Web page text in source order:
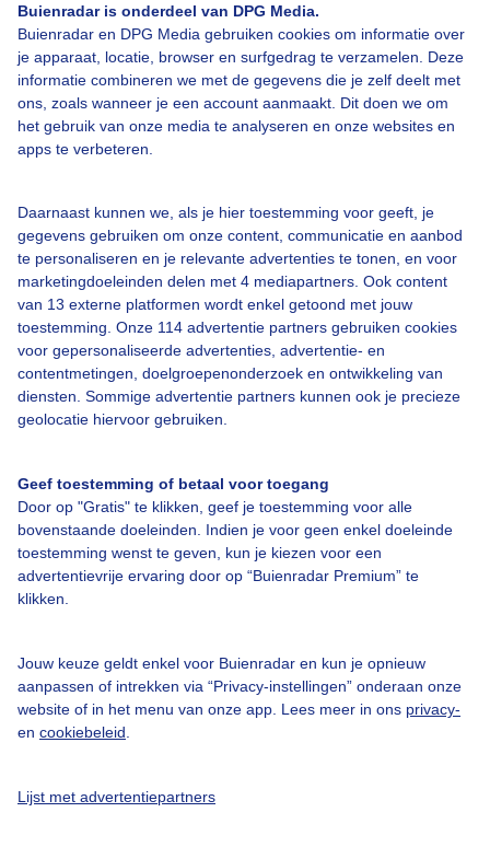
Buienradar is onderdeel van DPG Media.
Buienradar en DPG Media gebruiken cookies om informatie over
je apparaat, locatie, browser en surfgedrag te verzamelen. Deze
informatie combineren we met de gegevens die je zelf deelt met
ons, zoals wanneer je een account aanmaakt. Dit doen we om
het gebruik van onze media te analyseren en onze websites en
apps te verbeteren.
Daarnaast kunnen we, als je hier toestemming voor geeft, je
gegevens gebruiken om onze content, communicatie en aanbod
te personaliseren en je relevante advertenties te tonen, en voor
marketingdoeleinden delen met 4 mediapartners. Ook content
van 13 externe platformen wordt enkel getoond met jouw
toestemming. Onze 114 advertentie partners gebruiken cookies
voor gepersonaliseerde advertenties, advertentie- en
contentmetingen, doelgroepenonderzoek en ontwikkeling van
diensten. Sommige advertentie partners kunnen ook je precieze
geolocatie hiervoor gebruiken.
Geef toestemming of betaal voor toegang
Door op "Gratis" te klikken, geef je toestemming voor alle
bovenstaande doeleinden. Indien je voor geen enkel doeleinde
toestemming wenst te geven, kun je kiezen voor een
advertentievrije ervaring door op “Buienradar Premium” te
klikken.
Jouw keuze geldt enkel voor Buienradar en kun je opnieuw
aanpassen of intrekken via “Privacy-instellingen” onderaan onze
website of in het menu van onze app. Lees meer in ons privacy-
en cookiebeleid
Lijst met advertentiepartners
Ijshaar Winter
Bekijk slideshow
Een moment geduld aub...
Over Buienradar
Bedrijfsgegevens
Veelgestelde vragen
Contact
Toegankelijkheid
Adverteren
Buienradar Team
Privacy beleid